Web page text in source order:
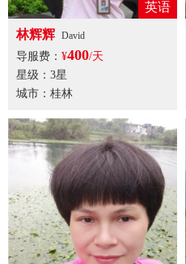
英语
林辉辉 David
导服费： ¥400/天
星级：3星
城市：桂林